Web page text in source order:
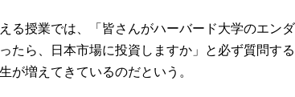
る授業では、「皆さんがハーバード大学のエン
たら、日本市場に投資しますか」と必ず質問す
が増えてきているのだという。